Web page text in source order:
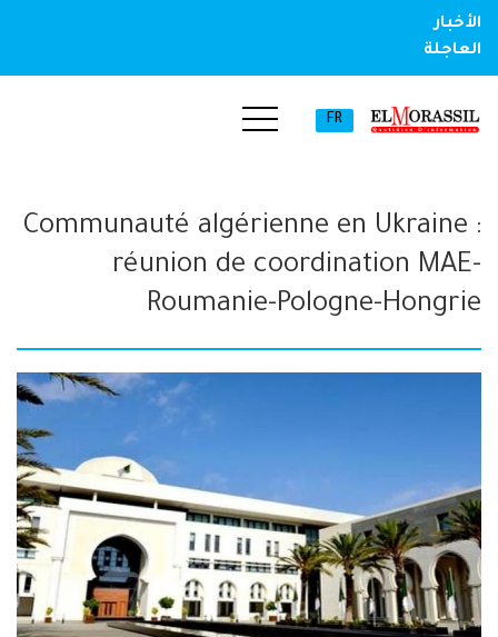
الأخبار
العاجلة
FR
Communauté algérienne en Ukraine :
réunion de coordination MAE-
Roumanie-Pologne-Hongrie